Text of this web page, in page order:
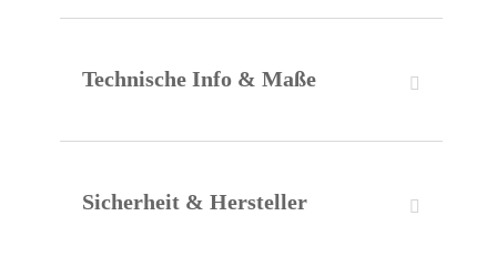
Technische Info & Maße
Sicherheit & Hersteller